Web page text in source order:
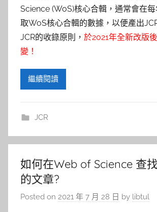
Science (WoS)核心合輯，通常會在
取WoS核心合輯的數據，以便產出
JCR的收錄原則， 於2021年全新改版
變！
繼續閱讀
JCR
如何在Web of Science 查
的文章?
Posted on 2021 年 7 月 28 日 by libtul